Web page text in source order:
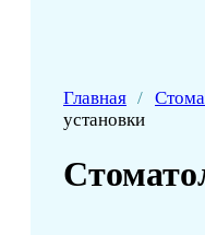
Главная /
установки